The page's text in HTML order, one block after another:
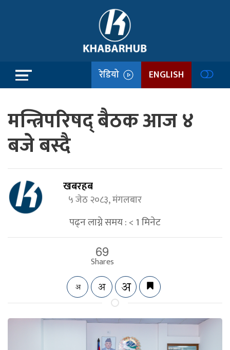
रेडियो ENGLISH
मन्त्रिपरिषद् बैठक आज ४
बजे बस्दै
खबरहब
५ जेठ २०८३, मंगलबार
पढ्न लाग्ने समय :< 1मिनेट
69
Shares